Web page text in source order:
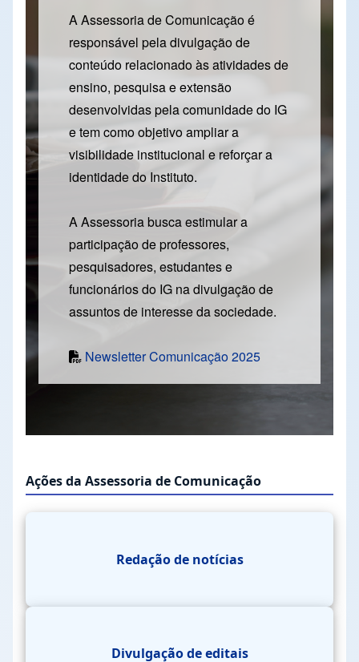
A Assessoria de Comunicação é
responsável pela divulgação de
conteúdo relacionado às atividades de
ensino, pesquisa e extensão
desenvolvidas pela comunidade do IG
e tem como objetivo ampliar a
visibilidade institucional e reforçar a
identidade do Instituto.
A Assessoria busca estimular a
participação de professores,
pesquisadores, estudantes e
funcionários do IG na divulgação de
assuntos de interesse da sociedade.
Newsletter Comunicação 2025
Ações da Assessoria de Comunicação
Redação de notícias
Divulgação de editais